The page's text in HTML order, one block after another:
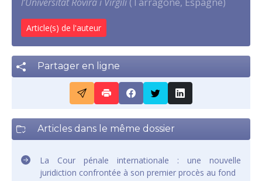
Article(s) de l'auteur
Partager en ligne
Articles dans le même dossier
La Cour pénale internationale : une nouvelle
juridiction confrontée à son premier procès au fond